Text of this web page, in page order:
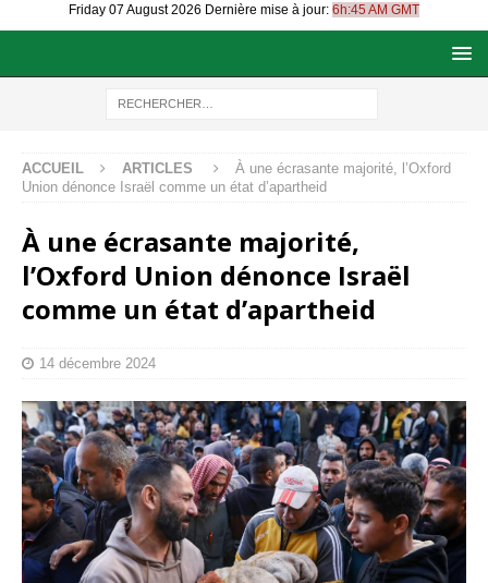
Friday 07 August 2026 Dernière mise à jour: 6h:45 AM GMT
ACCUEIL ARTICLES
À une écrasante majorité, l’Oxford
Union dénonce Israël comme un état d’apartheid
À une écrasante majorité,
l’Oxford Union dénonce Israël
comme un état d’apartheid
14 décembre 2024